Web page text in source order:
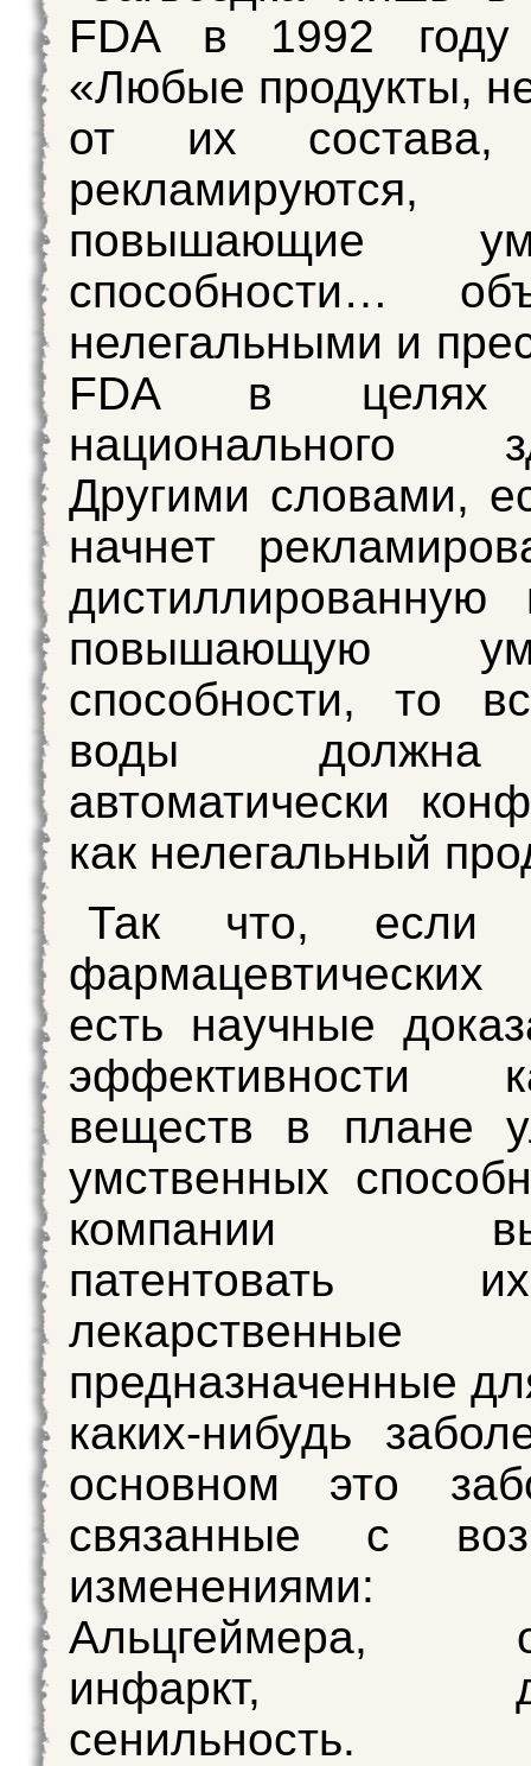
FDA в 1992 году
«Любые продукты,
от их состава,
повышающие
способности…
нелегальными и
FDA в целях
национального
Другими словами,
начнет
дистиллированную
повышающую
способности, то
воды должна
автоматически
как нелегальный
Так что,
фармацевтических
есть научные
эффективности
веществ в плане
умственных
компании
патентовать
лекарственные
предназначенные
каких-нибудь
основном это
связанные с
изменениями:
Альцгеймера,
инфаркт,
сенильность.